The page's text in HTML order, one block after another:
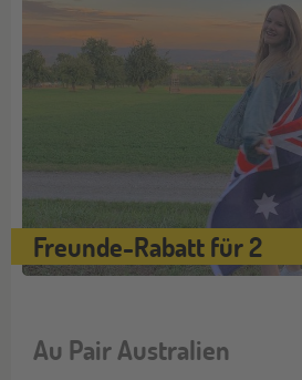
Freunde-Rabatt für 2
Au Pair Australien